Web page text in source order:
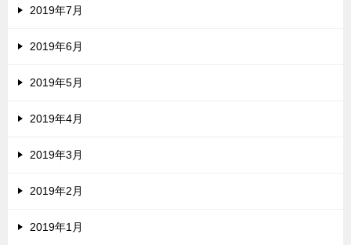
2019年7月
2019年6月
2019年5月
2019年4月
2019年3月
2019年2月
2019年1月